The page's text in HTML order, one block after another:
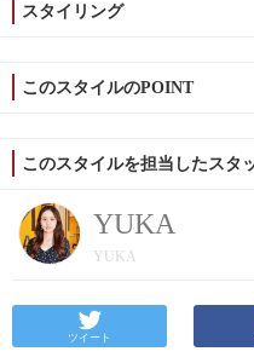
スタイリング
このスタイルのPOINT
このスタイルを担当したスタ
YUKA
YUKA
ツイート